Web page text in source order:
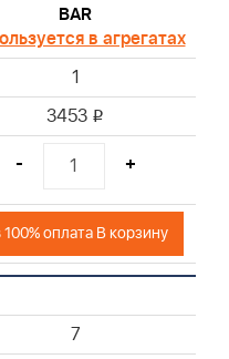
BAR
в агрегатах
1
3453 i
- +
оплата В корзину
7